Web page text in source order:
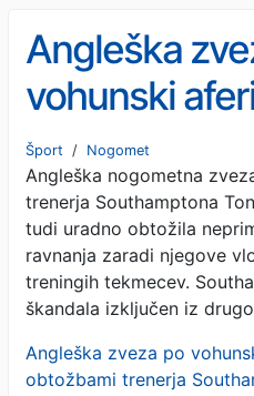
Angleška
vohunski
trenerja
Šport / Nogomet
Angleška nogometna
trenerja Southamptona
tudi uradno obtožila
ravnanja zaradi njegove
treningih tekmecev.
škandala izključen iz
Angleška zveza po
obtožbami trenerja